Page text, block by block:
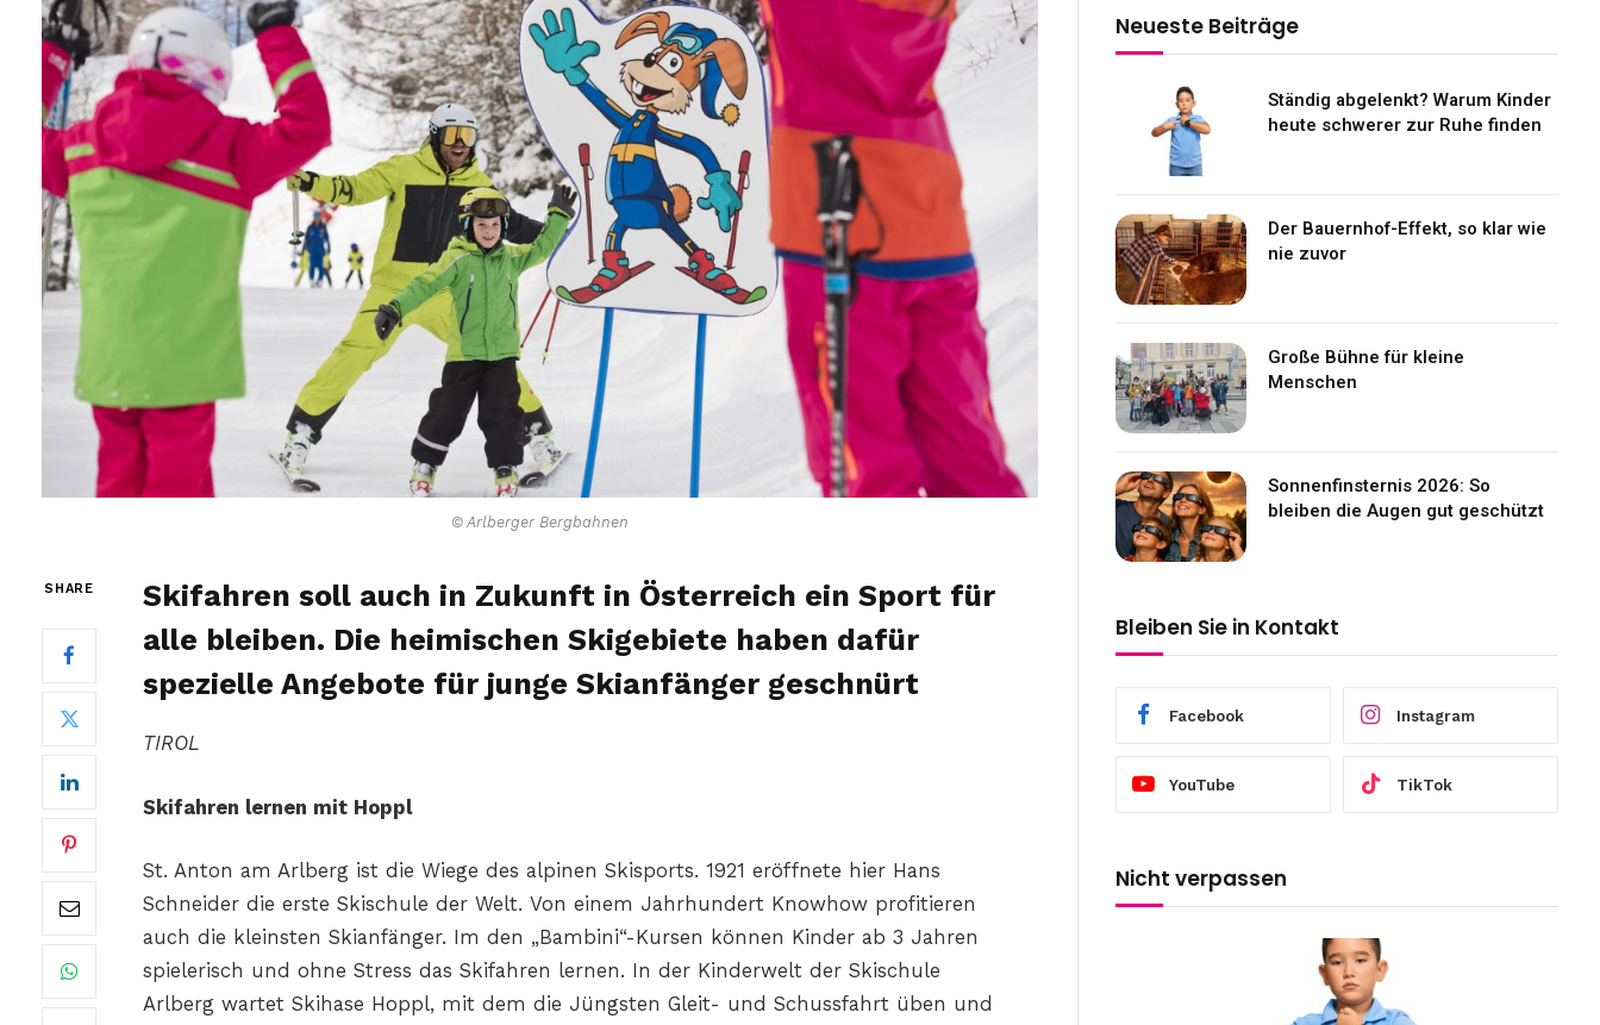
© Arlberger Bergbahnen
SHARE
Skifahren soll auch in Zukunft in Österreich ein Sport für
alle bleiben. Die heimischen Skigebiete haben dafür
spezielle Angebote für junge Skianfänger geschnürt
TIROL
Skifahren lernen mit Hoppl
St. Anton am Arlberg ist die Wiege des alpinen Skisports. 1921 eröffnete hier Hans
Schneider die erste Skischule der Welt. Von einem Jahrhundert Knowhow profitieren
auch die kleinsten Skianfänger. Im den „Bambini“-Kursen können Kinder ab 3 Jahren
spielerisch und ohne Stress das Skifahren lernen. In der Kinderwelt der Skischule
Arlberg wartet Skihase Hoppl, mit dem die Jüngsten Gleit- und Schussfahrt üben und
Neueste Beiträge
Ständig abgelenkt? Warum Kinder
heute schwerer zur Ruhe finden
Der Bauernhof-Effekt, so klar wie
nie zuvor
Große Bühne für kleine
Menschen
Sonnenfinsternis 2026: So
bleiben die Augen gut geschützt
Bleiben Sie in Kontakt
Facebook Instagram
YouTube TikTok
Nicht verpassen